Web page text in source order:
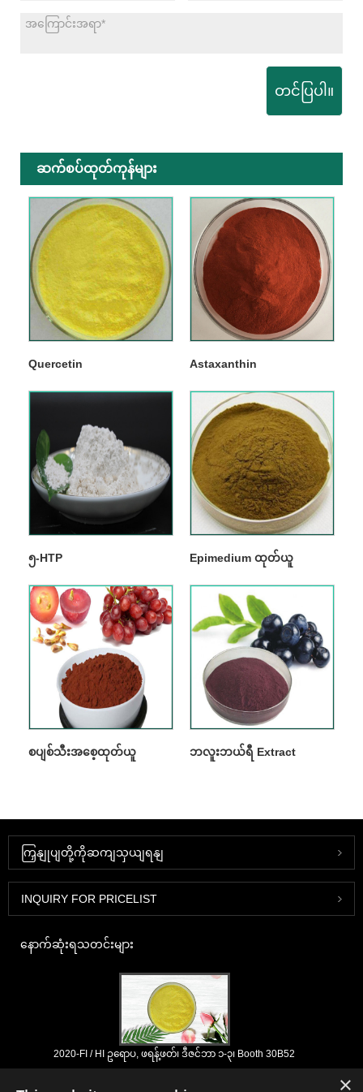
တင်ပြပါ။
ဆက်စပ်ထုတ်ကုန်များ
Quercetin Astaxanthin
၅-HTP Epimedium ထုတ်ယူ
စပျစ်သီးအစေ့ထုတ်ယူ ဘလူးဘယ်ရီ Extract
ကြှနျုပျတို့ကိုဆကျသှယျရနျ
INQUIRY FOR PRICELIST
နောက်ဆုံးရသတင်းများ
2020-FI / HI ဥရောပ, ဖရန့်ဖတ်၊ ဒီဇင်ဘာ ၁-၃၊ Booth 30B52
×